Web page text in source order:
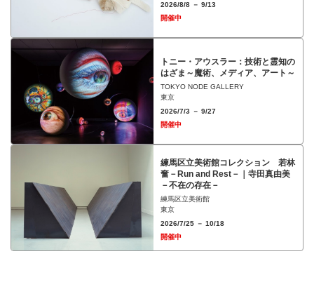
2026/8/8 － 9/13
開催中
トニー・アウスラー：技術と霊知の
はざま～魔術、メディア、アート～
TOKYO NODE GALLERY
東京
2026/7/3 － 9/27
開催中
練馬区立美術館コレクション 若林
奮－Run and Rest－｜寺田真由美
－不在の存在－
練馬区立美術館
東京
2026/7/25 － 10/18
開催中